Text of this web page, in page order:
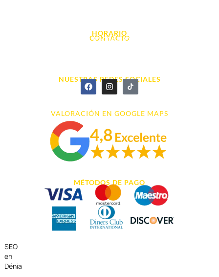
HORARIO
L. - S. 10:00h a 22:00h
CONTACTO
NUESTRAS REDES SOCIALES
VALORACIÓN EN GOOGLE MAPS
MÉTODOS DE PAGO
SEO
en
Dénia